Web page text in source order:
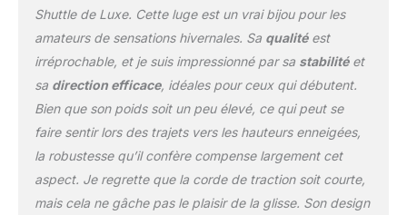
Shuttle de Luxe. Cette luge est un vrai bijou pour les
amateurs de sensations hivernales. Sa qualitéest
irréprochable, et je suis impressionné par sa stabilitéet
sa direction efficace, idéales pour ceux qui débutent.
Bien que son poids soit un peu élevé, ce qui peut se
faire sentir lors des trajets vers les hauteurs enneigées,
la robustesse qu’il confère compense largement cet
aspect. Je regrette que la corde de traction soit courte,
mais cela ne gâche pas le plaisir de la glisse. Son design